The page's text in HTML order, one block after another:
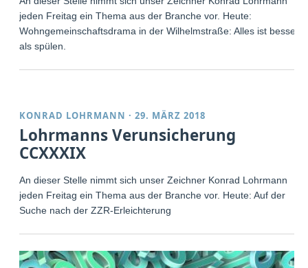
jeden Freitag ein Thema aus der Branche vor. Heute:
Wohngemeinschaftsdrama in der Wilhelmstraße: Alles ist besser
als spülen.
KONRAD LOHRMANN ·29. MÄRZ 2018
Lohrmanns Verunsicherung
CCXXXIX
An dieser Stelle nimmt sich unser Zeichner Konrad Lohrmann
jeden Freitag ein Thema aus der Branche vor. Heute: Auf der
Suche nach der ZZR-Erleichterung